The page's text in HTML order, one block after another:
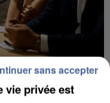
LANCE UN ÉLAN
vie privée est
sans accepter